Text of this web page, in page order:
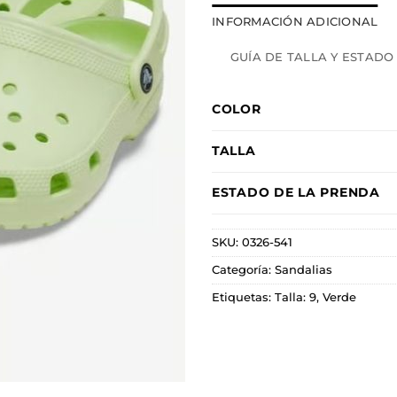
INFORMACIÓN ADICIONAL
GUÍA DE TALLA Y
COLOR
TALLA
ESTADO DE LA PRENDA
SKU: 0326-541
Categoría: Sandalias
Etiquetas: Talla: 9, Verde